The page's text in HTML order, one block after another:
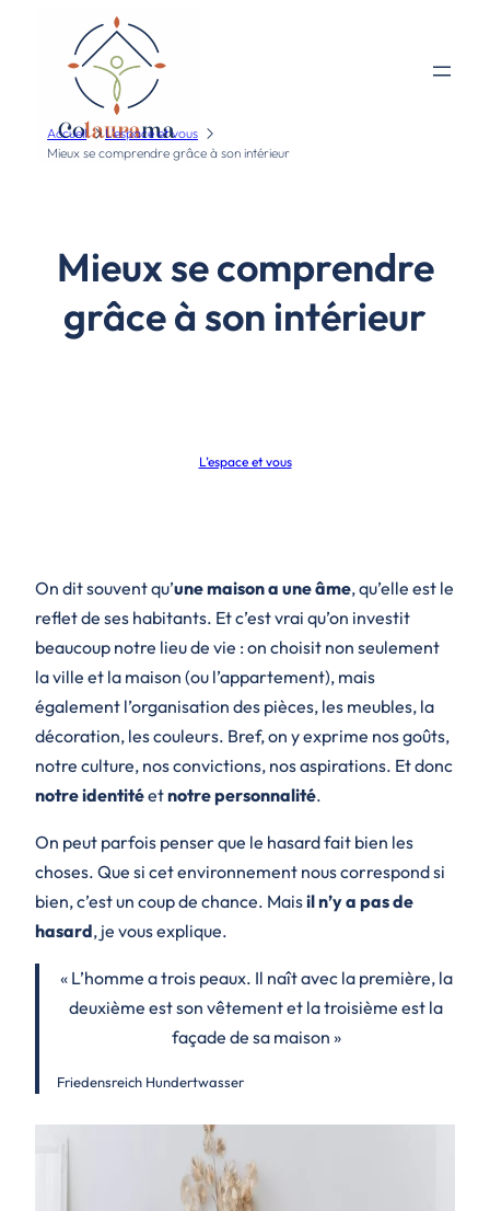
Accueil
L'espace et vous
Mieux se comprendre grâce à son intérieur
Mieux se comprendre
grâce à son intérieur
L’espace et vous
On dit souvent qu’une maison a une âme, qu’elle est le
reflet de ses habitants. Et c’est vrai qu’on investit
beaucoup notre lieu de vie : on choisit non seulement
la ville et la maison (ou l’appartement), mais
également l’organisation des pièces, les meubles, la
décoration, les couleurs. Bref, on y exprime nos goûts,
notre culture, nos convictions, nos aspirations. Et donc
notre identitéetnotre personnalité.
On peut parfois penser que le hasard fait bien les
choses. Que si cet environnement nous correspond si
bien, c’est un coup de chance. Maisil n’y a pasde
hasard, je vous explique.
« L’homme a trois peaux. Il naît avec la première, la
deuxième est son vêtement et la troisième est la
façade de sa maison »
Friedensreich Hundertwasser